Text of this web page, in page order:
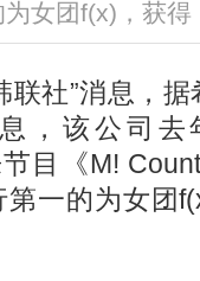
女团f(x)，获得
社”消息，据
，该公司
目《M!
一的为女团